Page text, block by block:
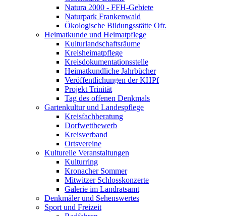
Natura 2000 - FFH-Gebiete
Naturpark Frankenwald
Ökologische Bildungsstätte Ofr.
Heimatkunde und Heimatpflege
Kulturlandschaftsräume
Kreisheimatpflege
Kreisdokumentationsstelle
Heimatkundliche Jahrbücher
Veröffentlichungen der KHPf
Projekt Trinität
Tag des offenen Denkmals
Gartenkultur und Landespflege
Kreisfachberatung
Dorfwettbewerb
Kreisverband
Ortsvereine
Kulturelle Veranstaltungen
Kulturring
Kronacher Sommer
Mitwitzer Schlosskonzerte
Galerie im Landratsamt
Denkmäler und Sehenswertes
Sport und Freizeit